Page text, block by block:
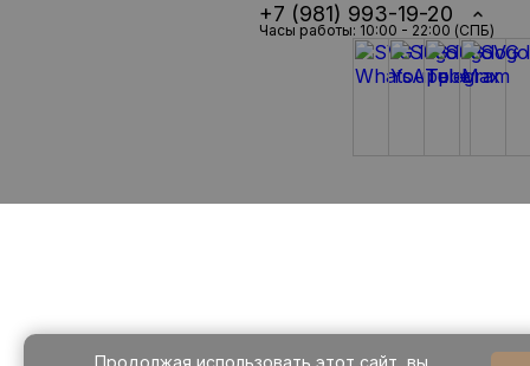
+7 (981) 993-19-20
Часы работы: 10:00 - 22:00 (СПБ)
Продолжая использовать этот сайт, вы